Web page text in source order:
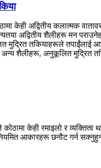
केही अद्वितीय कलात्मक
अद्वितीय शैलीहरू मन
तकियाहरूले तपाईंलाई
अन्य शैलीहरू, अनुकूलित मुद्रित
केही रमाइलो र
आकारहरू छनौट गर्न